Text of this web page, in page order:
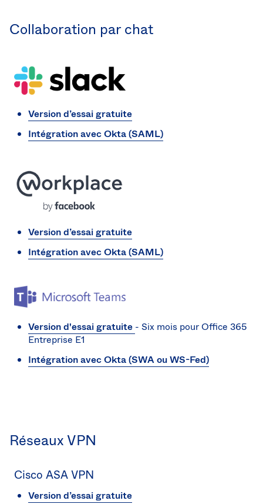
Collaboration par chat
Version d’essai gratuite
Intégration avec Okta (SAML)
Version d’essai gratuite
Intégration avec Okta (SAML)
Version d'essai gratuite - Six mois pour Office 365
Entreprise E1
Intégration avec Okta (SWA ou WS-Fed)
Réseaux VPN
Cisco ASA VPN
Version d’essai gratuite